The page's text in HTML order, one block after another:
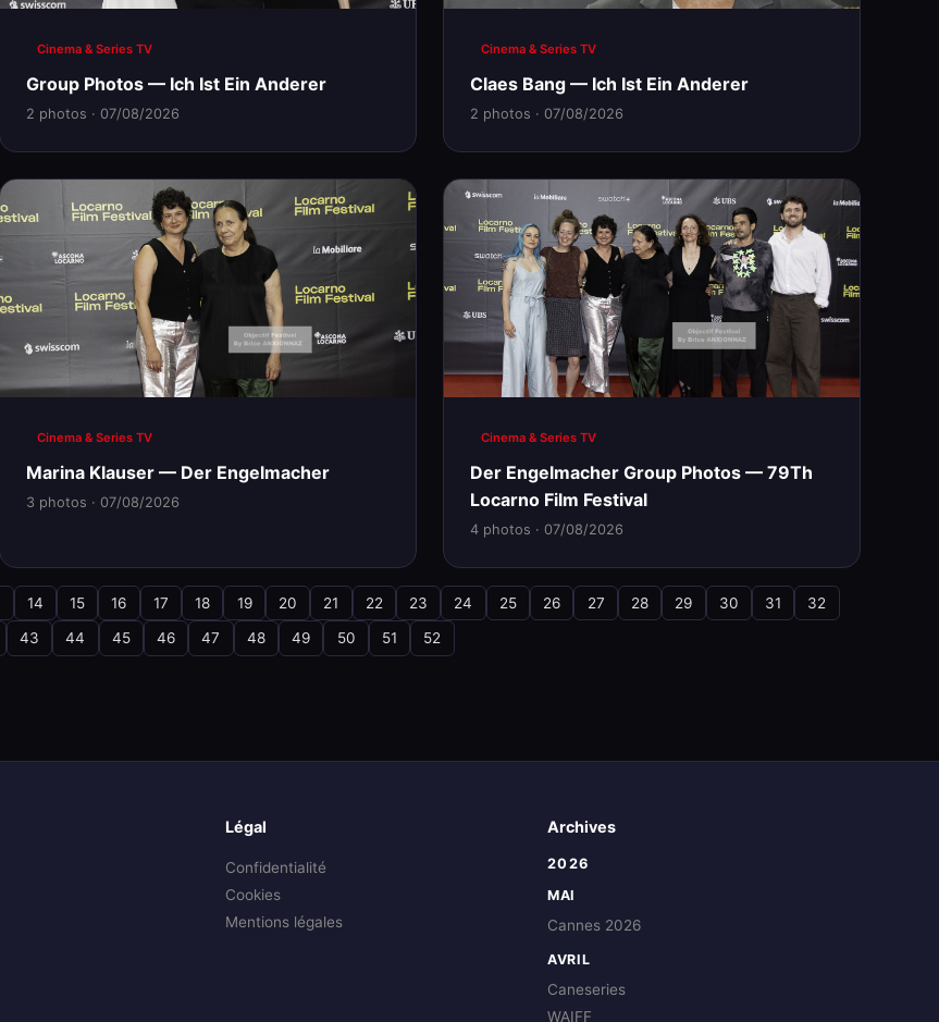
Cinema & Series TV
Group Photos — Ich Ist Ein Anderer
2 photos · 07/08/2026
Cinema & Series TV
Claes Bang — Ich Ist Ein Anderer
2 photos · 07/08/2026
Cinema & Series TV
Marina Klauser — Der Engelmacher
3 photos · 07/08/2026
Cinema & Series TV
Der Engelmacher Group Photos — 79Th
Locarno Film Festival
4 photos · 07/08/2026
14 15 16 17 18 19 20 21 22 23 24 25 26 27 28 29 30 31 32
43 44 45 46 47 48 49 50 51 52
Légal
Confidentialité
Cookies
Mentions légales
Archives
2026
MAI
Cannes 2026
AVRIL
Caneseries
WAIFF